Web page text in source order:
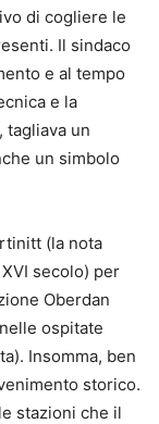
di cogliere le
Il sindaco
e al tempo
e la
tagliava un
un simbolo
(la nota
secolo) per
Oberdan
ospitate
Insomma, ben
storico.
stazioni che il